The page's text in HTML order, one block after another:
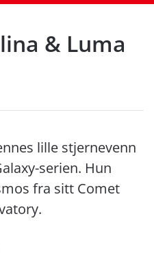
& Luma
lille stjernevenn
serien. Hun
fra sitt Comet